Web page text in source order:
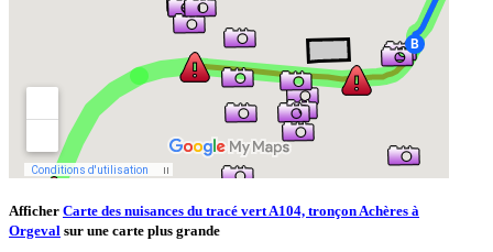
Afficher Carte des nuisances du tracé vert A104, tronçon Achères à
Orgeval sur une carte plus grande